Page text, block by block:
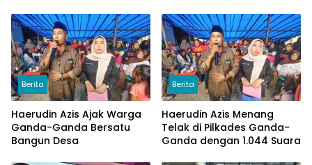
Berita
Haerudin Azis Ajak Warga
Ganda-Ganda Bersatu
Bangun Desa
Berita
Haerudin Azis Menang
Telak di Pilkades Ganda-
Ganda dengan 1.044 Suara